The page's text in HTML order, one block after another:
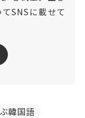
SNSに載せて
韓国語